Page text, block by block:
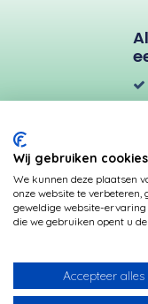
Wij gebruiken cookies
We kunnen deze plaatsen
onze website te verbeteren,
geweldige website-
die we gebruiken opent u
Accepteer alles